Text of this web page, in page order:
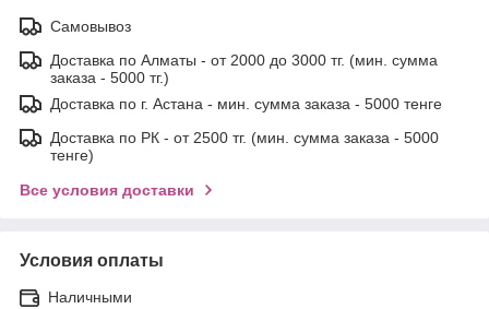
Самовывоз
Доставка по Алматы - от 2000 до 3000 тг. (мин. сумма
заказа - 5000 тг.)
Доставка по г. Астана - мин. сумма заказа - 5000 тенге
Доставка по РК - от 2500 тг. (мин. сумма заказа - 5000
тенге)
Все условия доставки
Условия оплаты
Наличными